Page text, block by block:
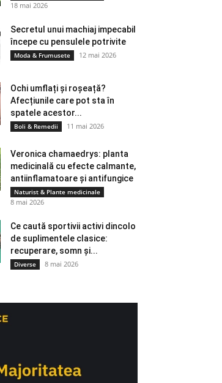
18 mai 2026
Secretul unui machiaj impecabil
începe cu pensulele potrivite
Moda & Frumusete 12 mai 2026
Ochi umflați și roșeață?
Afecțiunile care pot sta în
spatele acestor...
Boli & Remedii 11 mai 2026
Veronica chamaedrys: planta
medicinală cu efecte calmante,
antiinflamatoare și antifungice
Naturist & Plante medicinale
8 mai 2026
Ce caută sportivii activi dincolo
de suplimentele clasice:
recuperare, somn și...
Diverse 8 mai 2026